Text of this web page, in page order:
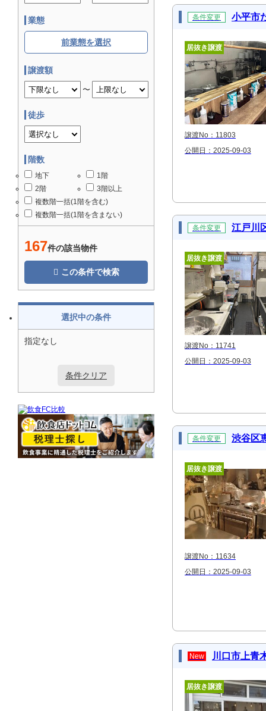
業態
前業態を選択
譲渡額
〜
徒歩
階数
地下
1階
2階
3階以上
複数階一括(1階を含む)
複数階一括(1階を含まない)
167件の該当物件
この条件で検索
選択中の条件
指定なし
条件クリア
条件変更 小平市
居抜き譲渡
譲渡No：11803
公開日：2025-09-03
条件変更 江戸川
居抜き譲渡
譲渡No：11741
公開日：2025-09-03
条件変更 渋谷区
居抜き譲渡
譲渡No：11634
公開日：2025-09-03
New 川口市上青
居抜き譲渡